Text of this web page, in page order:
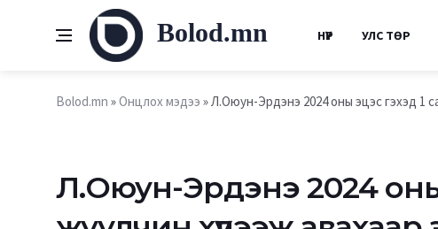
Bolod.mn НҮҮР УЛС ТӨР
Bolod.mn »Онцлох мэдээ » Л.Оюун-Эрдэнэ 2024 оны эцэс гэхэд 1
Л.Оюун-Эрдэнэ 2024 оны